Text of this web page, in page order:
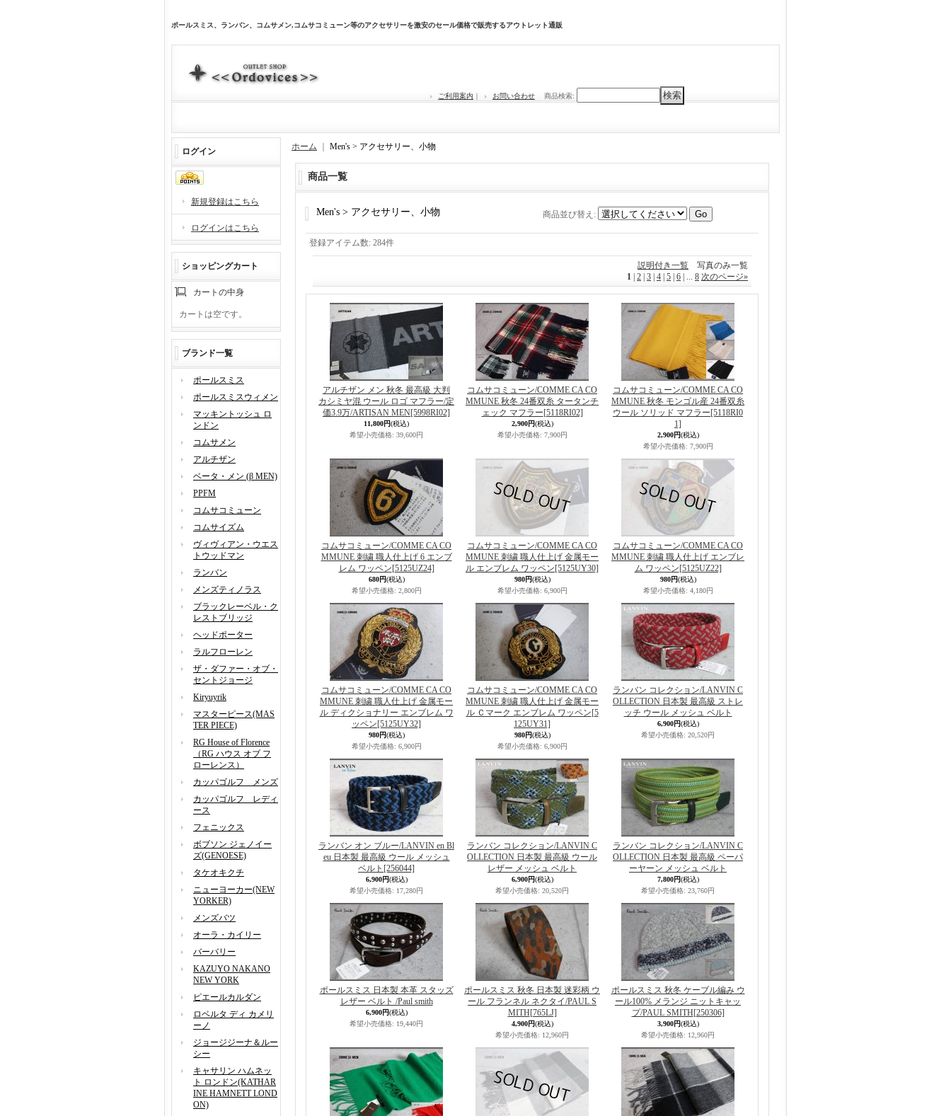
ポールスミス、ランバン、コムサメン,コムサコミューン等のアクセサリーを激安のセール価格で販売するアウトレット通販
ご利用案内 ｜ お問い合わせ 商品検索:
ログイン
新規登録はこちら
ログインはこちら
ショッピングカート
カートの中身
カートは空です。
ブランド一覧
ポールスミス
ポールスミスウィメン
マッキントッシュ ロ
ンドン
コムサメン
アルチザン
ベータ・メン (β MEN)
PPFM
コムサコミューン
コムサイズム
ヴィヴィアン・ウエス
トウッドマン
ランバン
メンズティノラス
ブラックレーベル・ク
レストブリッジ
ヘッドポーター
ラルフローレン
ザ・ダファー・オブ・
セントジョージ
Kiryuyrik
マスターピース(MAS
TER PIECE)
RG House of Florence
（RG ハウス オブ フ
ローレンス）
カッパゴルフ メンズ
カッパゴルフ レディ
ース
フェニックス
ボブソン ジェノイー
ズ(GENOESE)
タケオキクチ
ニューヨーカー(NEW
YORKER)
メンズバツ
オーラ・カイリー
バーバリー
KAZUYO NAKANO
NEW YORK
ピエールカルダン
ロベルタ ディ カメリ
ーノ
ジョージジーナ＆ルー
シー
キャサリン ハムネッ
ト ロンドン(KATHAR
INE HAMNETT LOND
ON)
ホーム Men's > アクセサリー、小物
商品一覧
Men's > アクセサリー、小物 商品並び替え :
登録アイテム数: 284件
説明付き一覧 写真のみ一覧
1 2 3 4 5 6 ... 8 次のページ»
アルチザン メン 秋冬 最高級 大判
カシミヤ混 ウール ロゴ マフラー/定
価3.9万/ARTISAN MEN[5998RI02]
11,800円(税込)
希望小売価格: 39,600円
コムサコミューン/COMME CA CO
MMUNE 秋冬 24番双糸 タータンチ
ェック マフラー[5118RI02]
2,900円(税込)
希望小売価格: 7,900円
コムサコミューン/COMME CA CO
MMUNE 秋冬 モンゴル産 24番双糸
ウール ソリッド マフラー[5118RI0
1]
2,900円(税込)
希望小売価格: 7,900円
コムサコミューン/COMME CA CO
MMUNE 刺繍 職人仕上げ 6 エンブ
レム ワッペン[5125UZ24]
680円(税込)
希望小売価格: 2,800円
コムサコミューン/COMME CA CO
MMUNE 刺繍 職人仕上げ 金属モー
ル エンブレム ワッペン[5125UY30]
980円(税込)
希望小売価格: 6,900円
コムサコミューン/COMME CA CO
MMUNE 刺繍 職人仕上げ エンブレ
ム ワッペン[5125UZ22]
980円(税込)
希望小売価格: 4,180円
コムサコミューン/COMME CA CO
MMUNE 刺繍 職人仕上げ 金属モー
ル ディクショナリー エンブレム ワ
ッペン[5125UY32]
980円(税込)
希望小売価格: 6,900円
コムサコミューン/COMME CA CO
MMUNE 刺繍 職人仕上げ 金属モー
ル Ｃマーク エンブレム ワッペン[5
125UY31]
980円(税込)
希望小売価格: 6,900円
ランバン コレクション/LANVIN C
OLLECTION 日本製 最高級 ストレ
ッチ ウール メッシュ ベルト
6,900円(税込)
希望小売価格: 20,520円
ランバン オン ブルー/LANVIN en Bl
eu 日本製 最高級 ウール メッシュ
ベルト [256044]
6,900円(税込)
希望小売価格: 17,280円
ランバン コレクション/LANVIN C
OLLECTION 日本製 最高級 ウール
レザー メッシュ ベルト
6,900円(税込)
希望小売価格: 20,520円
ランバン コレクション/LANVIN C
OLLECTION 日本製 最高級 ペーパ
ーヤーン メッシュ ベルト
7,800円(税込)
希望小売価格: 23,760円
ポールスミス 日本製 本革 スタッズ
レザー ベルト /Paul smith
6,900円(税込)
希望小売価格: 19,440円
ポールスミス 秋冬 日本製 迷彩柄 ウ
ール フランネル ネクタイ/PAUL S
MITH[765LJ]
4,900円(税込)
希望小売価格: 12,960円
ポールスミス 秋冬 ケーブル編み ウ
ール100% メランジ ニットキャッ
プ/PAUL SMITH[250306]
3,900円(税込)
希望小売価格: 12,960円